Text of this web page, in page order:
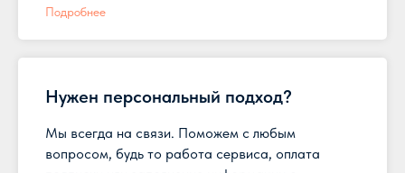
Подробнее
Нужен персональный подход?
Мы всегда на связи. Поможем с любым
вопросом, будь то работа сервиса, оплата